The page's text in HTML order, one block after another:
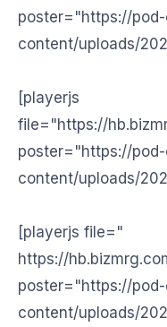
poster="https://
content/uploads/
[playerjs
file="https://
poster="https://
content/uploads/
[playerjs file="
https://
poster="https://
content/uploads/